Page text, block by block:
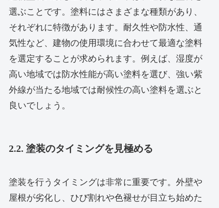
選ぶことです。塗料にはさまざまな種類があり、
それぞれに特徴があります。耐久性や防水性、通
気性など、建物の使用環境に合わせて最適な塗料
を選定することが求められます。例えば、湿度が
高い地域では防水性能が高い塗料を選び、強い紫
外線が当たる地域では耐候性の高い塗料を選ぶと
良いでしょう。
2.2. 塗装のタイミングを見極める
塗装を行うタイミングは非常に重要です。外壁や
屋根が劣化し、ひび割れや色褪せが目立ち始めた